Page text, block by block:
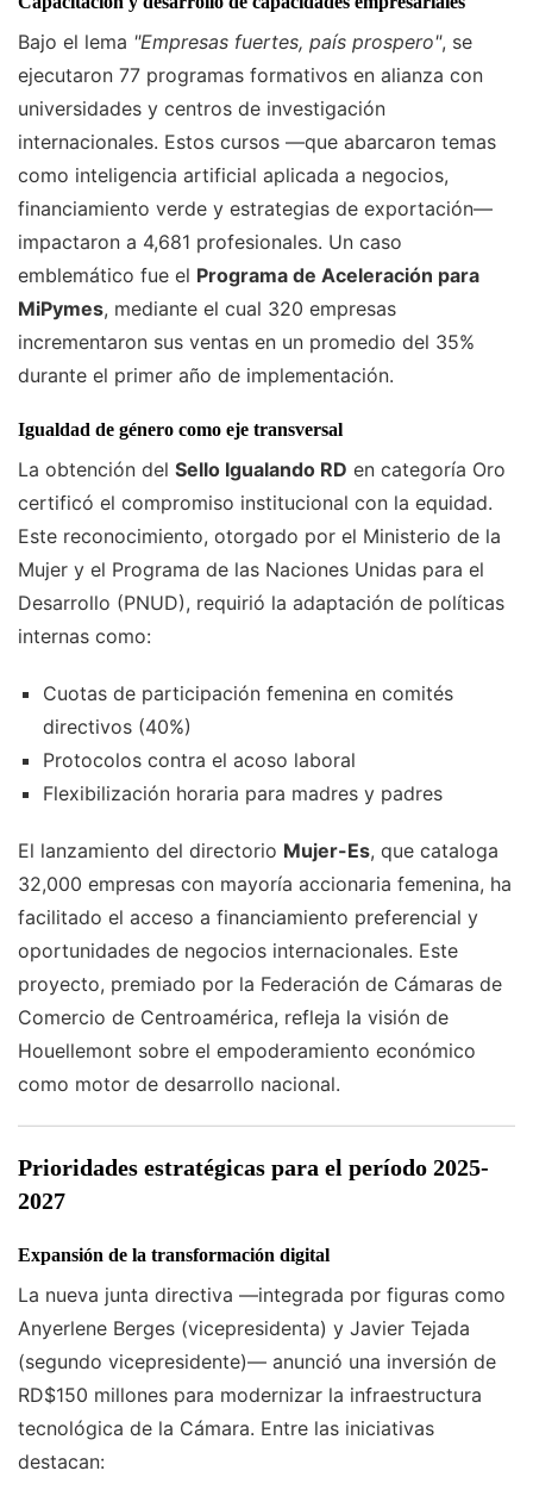
Bajo el lema "Empresas fuertes, país prospero", se
ejecutaron 77 programas formativos en alianza con
universidades y centros de investigación
internacionales. Estos cursos —que abarcaron temas
como inteligencia artificial aplicada a negocios,
financiamiento verde y estrategias de exportación—
impactaron a 4,681 profesionales. Un caso
emblemático fue el Programa de Aceleración para
MiPymes, mediante el cual 320 empresas
incrementaron sus ventas en un promedio del 35%
durante el primer año de implementación.
Igualdad de género como eje transversal
La obtención del Sello Igualando RD en categoría Oro
certificó el compromiso institucional con la equidad.
Este reconocimiento, otorgado por el Ministerio de la
Mujer y el Programa de las Naciones Unidas para el
Desarrollo (PNUD), requirió la adaptación de políticas
internas como:
Cuotas de participación femenina en comités
directivos (40%)
Protocolos contra el acoso laboral
Flexibilización horaria para madres y padres
El lanzamiento del directorio Mujer-Es, que cataloga
32,000 empresas con mayoría accionaria femenina, ha
facilitado el acceso a financiamiento preferencial y
oportunidades de negocios internacionales. Este
proyecto, premiado por la Federación de Cámaras de
Comercio de Centroamérica, refleja la visión de
Houellemont sobre el empoderamiento económico
como motor de desarrollo nacional.
Prioridades estratégicas para el período 2025-
2027
Expansión de la transformación digital
La nueva junta directiva —integrada por figuras como
Anyerlene Berges (vicepresidenta) y Javier Tejada
(segundo vicepresidente)— anunció una inversión de
RD$150 millones para modernizar la infraestructura
tecnológica de la Cámara. Entre las iniciativas
destacan: